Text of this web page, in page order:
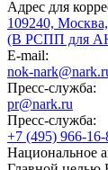
Адрес для
109240,
(В РСПП для
E-mail:
nok-
Пресс-служба:
pr@nark.ru
Пресс-служба:
+7 (495) 966-16-
Национальное